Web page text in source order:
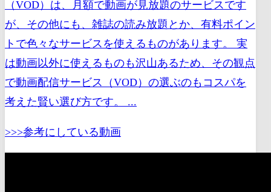
（VOD）は、月額で動画が見放題のサービスです
が、その他にも、雑誌の読み放題とか、有料ポイン
トで色々なサービスを使えるものがあります。 実
は動画以外に使えるものも沢山あるため、その観点
で動画配信サービス（VOD）の選ぶのもコスパを
考えた賢い選び方です。 ...
>>>参考にしている動画